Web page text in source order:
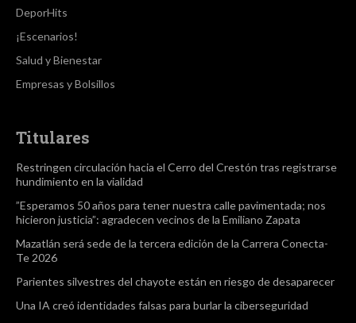
DeporHits
¡Escenarios!
Salud y Bienestar
Empresas y Bolsillos
Titulares
Restringen circulación hacia el Cerro del Crestón tras registrarse
hundimiento en la vialidad
”Esperamos 50 años para tener nuestra calle pavimentada; nos
hicieron justicia”: agradecen vecinos de la Emiliano Zapata
Mazatlán será sede de la tercera edición de la Carrera Conecta-
Te 2026
Parientes silvestres del chayote están en riesgo de desaparecer
Una IA creó identidades falsas para burlar la ciberseguridad